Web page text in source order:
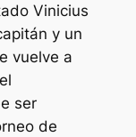
Vinicius
y un
vuelve a
ser
de